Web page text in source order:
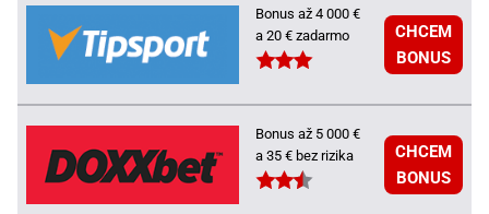
Bonus až 4 000 €
a 20 € zadarmo
CHCEM
BONUS
Bonus až 5 000 €
a 35 € bez rizika
CHCEM
BONUS